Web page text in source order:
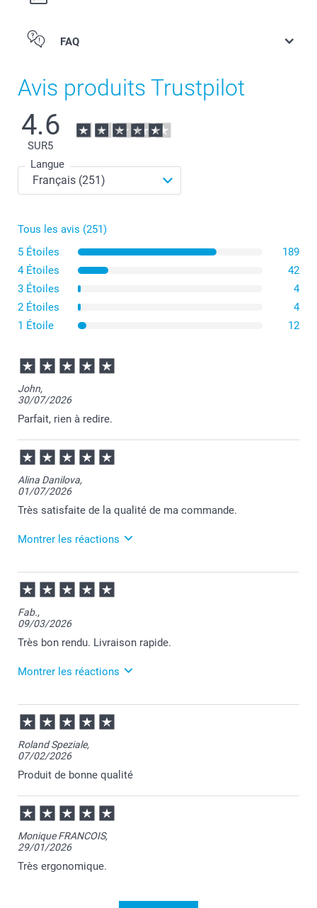
FAQ
Avis produits Trustpilot
4.6
SUR5
Langue
Tous les avis (251)
5 Étoiles
189
4 Étoiles
42
3 Étoiles
4
2 Étoiles
4
1 Étoile
12
John,
30/07/2026
Parfait, rien à redire.
Alina Danilova,
01/07/2026
Très satisfaite de la qualité de ma commande.
Montrer les réactions
07/07/2026
11:38
Bonjour Alina,
Merci pour votre commande et je suis contente
d'apprendre votre satisfaction.
Nous restons à votre écoute et je vous souhaite une
belle journée.
Cordialement,
Fab.,
09/03/2026
Très bon rendu. Livraison rapide.
Montrer les réactions
10/03/2026
10:26
Bonjour Fabrice,
Je vous remercie pour votre commande et pour
votre appréciation positive.
Au plaisir de vous retrouver sur Smartphoto.
Passez une belle journée.
Cordialement,
Florence@smartphoto
Roland Speziale,
07/02/2026
Produit de bonne qualité
Monique FRANCOIS,
29/01/2026
Très ergonomique.